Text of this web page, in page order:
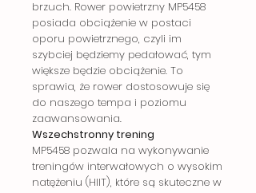
brzuch. Rower powietrzny MP5458
posiada obciążenie w postaci
oporu powietrznego, czyli im
szybciej będziemy pedałować, tym
większe będzie obciążenie. To
sprawia, że rower dostosowuje się
do naszego tempa i poziomu
zaawansowania.
Wszechstronny trening
MP5458 pozwala na wykonywanie
treningów interwałowych o wysokim
natężeniu (HIIT), które są skuteczne w